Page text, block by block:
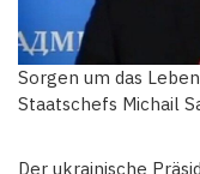
Sorgen um das
Staatschefs Michail
Der ukrainische